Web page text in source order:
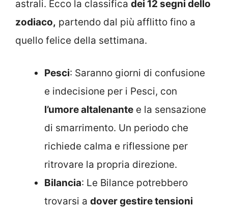
astrali. Ecco la classifica dei 12 segni dello
zodiaco, partendo dal più afflitto fino a
quello felice della settimana.
Pesci: Saranno giorni di confusione
e indecisione per i Pesci, con
l’umore altalenante e la sensazione
di smarrimento. Un periodo che
richiede calma e riflessione per
ritrovare la propria direzione.
Bilancia: Le Bilance potrebbero
trovarsi a dover gestire tensioni